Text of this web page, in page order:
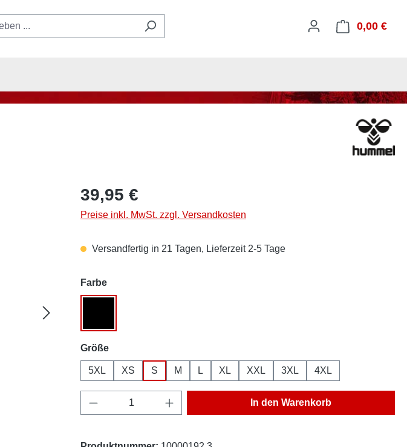
0,00 €
39,95 €
Preise inkl. MwSt. zzgl. Versandkosten
Versandfertig in 21 Tagen, Lieferzeit 2-5 Tage
Farbeauswählen
Größeauswählen
5XL XS S M L XL XXL 3XL 4XL
Produkt Anzahl: Gib den gewünschten Wert ein
In den Warenkorb